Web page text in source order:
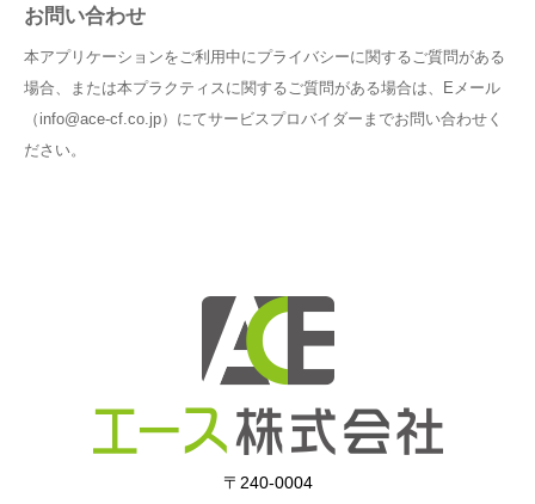
お問い合わせ
本アプリケーションをご利用中にプライバシーに関するご質問がある
場合、または本プラクティスに関するご質問がある場合は、Eメール
（info@ace-cf.co.jp）にてサービスプロバイダーまでお問い合わせく
ださい。
〒240-0004